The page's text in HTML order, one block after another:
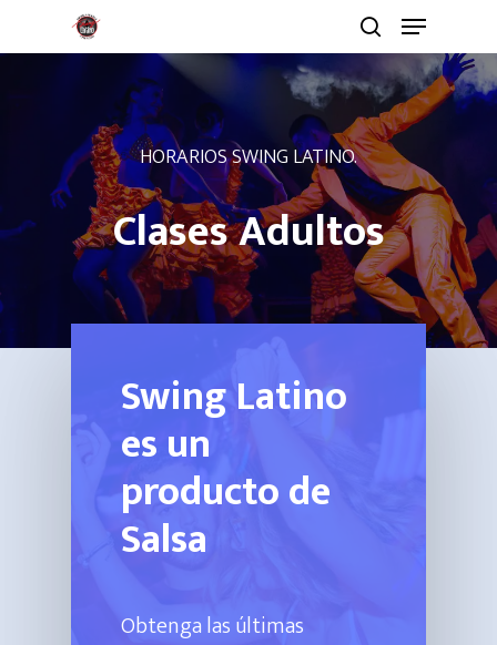
HORARIOS SWING LATINO.
Clases Adultos
Swing Latino
es un
producto de
Salsa
Obtenga las últimas